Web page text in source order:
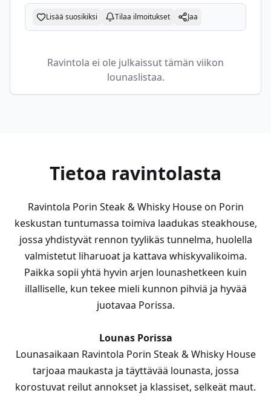
Lisää suosikiksi Tilaa ilmoitukset Jaa
Ravintola ei ole julkaissut tämän viikon
lounaslistaa.
Tietoa ravintolasta
Ravintola Porin Steak & Whisky House on Porin
keskustan tuntumassa toimiva laadukas steakhouse,
jossa yhdistyvät rennon tyylikäs tunnelma, huolella
valmistetut liharuoat ja kattava whiskyvalikoima.
Paikka sopii yhtä hyvin arjen lounashetkeen kuin
illalliselle, kun tekee mieli kunnon pihviä ja hyvää
juotavaa Porissa.
Lounas Porissa
Lounasaikaan Ravintola Porin Steak & Whisky House
tarjoaa maukasta ja täyttävää lounasta, jossa
korostuvat reilut annokset ja klassiset, selkeät maut.